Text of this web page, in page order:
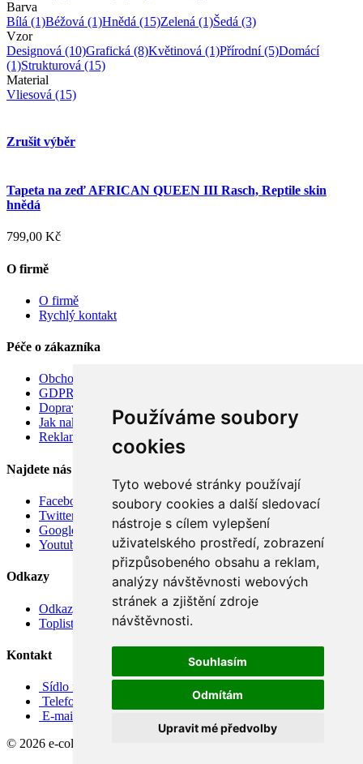
Používáme soubory
cookies
Tyto webové stránky používají
soubory cookies a další sledovací
nástroje s cílem vylepšení
uživatelského prostředí, zobrazení
přizpůsobeného obsahu a reklam,
analýzy návštěvnosti webových
stránek a zjištění zdroje
návštěvnosti.
Souhlasím
Odmítám
Upravit mé předvolby
Barva
Bílá (1)Béžová (1)Hnědá (15)Zelená (1)Šedá (3)
Vzor
Designová (10)Grafická (8)Květinová (1)Přírodní(5)Domácí
(1)Strukturová (15)
Material
Vliesová (15)
Zrušit výběr
Tapeta na zeď AFRICAN QUEEN III Rasch, Reptile skin
hnědá
799,00 Kč
O firmě
O firmě
Rychlý kontakt
Péče o zákazníka
Obchodní podmínky
GDPR
Doprava
Jak nakupovat
Reklamace
Najdete nás
Facebook
Twitter
Google
Youtube
Odkazy
Odkazy
Toplist
Kontakt
Sídlo firmy: Boženy Němcové 739/1, Svitavy 568 02, CZ
Telefon: +420 608 449 590
E-mail: info@e-color.cz
© 2026 e-color.cz